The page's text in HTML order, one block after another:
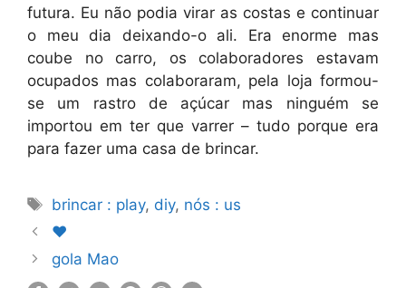
futura. Eu não podia virar as costas e continuar
o meu dia deixando-o ali. Era enorme mas
coube no carro, os colaboradores estavam
ocupados mas colaboraram, pela loja formou-
se um rastro de açúcar mas ninguém se
importou em ter que varrer – tudo porque era
para fazer uma casa de brincar.
Etiquetas
brincar : play, diy, nós : us
♥
gola Mao